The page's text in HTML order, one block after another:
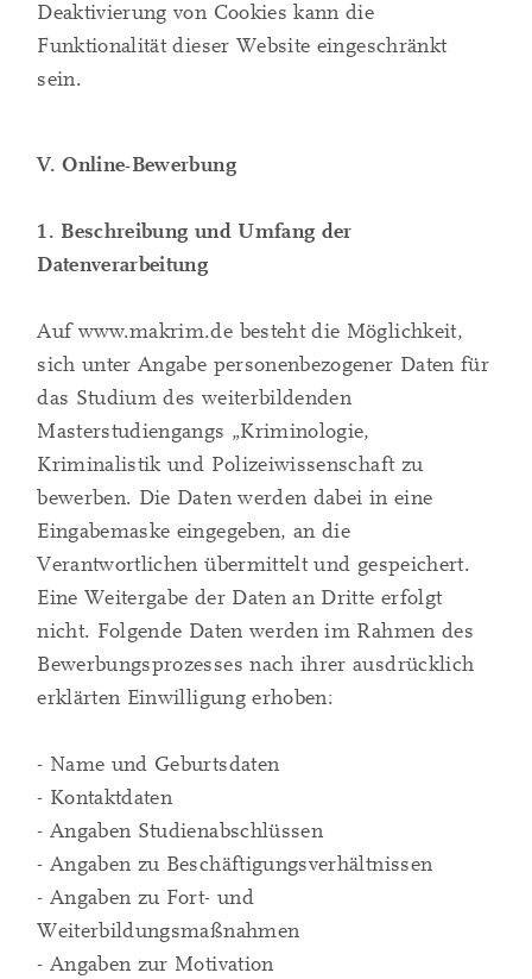
Deaktivierung von Cookies kann die
Funktionalität dieser Website eingeschränkt
sein.
V. Online-Bewerbung
1. Beschreibung und Umfang der
Datenverarbeitung
Auf www.makrim.de besteht die Möglichkeit,
sich unter Angabe personenbezogener Daten für
das Studium des weiterbildenden
Masterstudiengangs „Kriminologie,
Kriminalistik und Polizeiwissenschaft zu
bewerben. Die Daten werden dabei in eine
Eingabemaske eingegeben, an die
Verantwortlichen übermittelt und gespeichert.
Eine Weitergabe der Daten an Dritte erfolgt
nicht. Folgende Daten werden im Rahmen des
Bewerbungsprozesses nach ihrer ausdrücklich
erklärten Einwilligung erhoben:
- Name und Geburtsdaten
- Kontaktdaten
- Angaben Studienabschlüssen
- Angaben zu Beschäftigungsverhältnissen
- Angaben zu Fort- und
Weiterbildungsmaßnahmen
- Angaben zur Motivation